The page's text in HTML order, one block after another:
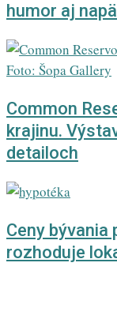
humor aj
Common
krajinu.
detailoch
Ceny bývania
rozhoduje